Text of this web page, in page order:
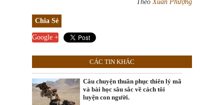
TheoXuân Phượng
Chia Sẻ
Google +
CÁC TIN KHÁC
Câu chuyện thuần phục thiên lý mã
và bài học sâu sắc về cách tôi
luyện con người.